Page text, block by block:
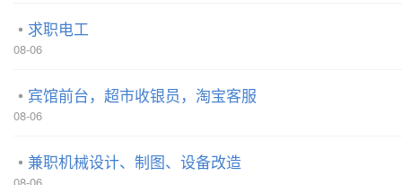
求职电工
08-06
宾馆前台，超市收银员，淘宝客服
08-06
兼职机械设计、制图、设备改造